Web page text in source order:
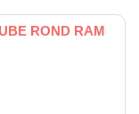
ROND RAM